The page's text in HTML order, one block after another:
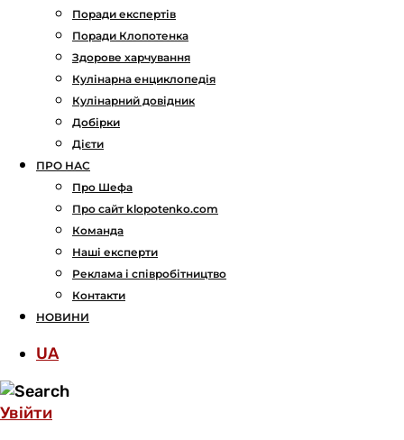
Поради експертів
Поради Клопотенка
Здорове харчування
Кулінарна енциклопедія
Кулінарний довідник
Добірки
Дієти
ПРО НАС
Про Шефа
Про сайт klopotenko.com
Команда
Наші експерти
Реклама і співробітництво
Контакти
НОВИНИ
UA
Увійти